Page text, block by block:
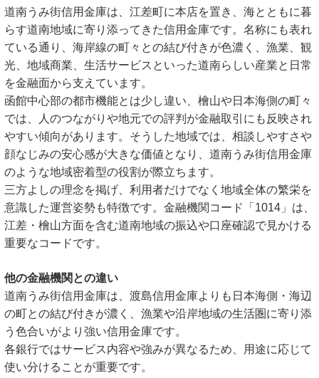
道南うみ街信用金庫は、江差町に本店を置き、海とともに暮
らす道南地域に寄り添ってきた信用金庫です。名称にも表れ
ている通り、海岸線の町々との結び付きが色濃く、漁業、観
光、地域商業、生活サービスといった道南らしい産業と日常
を金融面から支えています。
函館中心部の都市機能とは少し違い、檜山や日本海側の町々
では、人のつながりや地元での評判が金融取引にも反映され
やすい傾向があります。そうした地域では、相談しやすさや
顔なじみの安心感が大きな価値となり、道南うみ街信用金庫
のような地域密着型の役割が際立ちます。
三方よしの理念を掲げ、利用者だけでなく地域全体の繁栄を
意識した運営姿勢も特徴です。金融機関コード「1014」は、
江差・檜山方面を含む道南地域の振込や口座確認で見かける
重要なコードです。
他の金融機関との違い
道南うみ街信用金庫は、渡島信用金庫よりも日本海側・海辺
の町との結び付きが濃く、漁業や沿岸地域の生活圏に寄り添
う色合いがより強い信用金庫です。
各銀行ではサービス内容や強みが異なるため、用途に応じて
使い分けることが重要です。